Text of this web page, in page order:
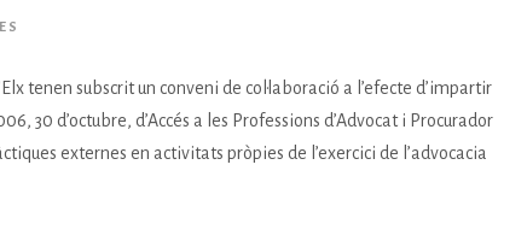
tenen subscrit un conveni de col·laboració a l’efecte d’impartir
30 d’octubre, d’Accés a les Professions d’Advocat i Procurador
externes en activitats pròpies de l’exercici de l’advocacia